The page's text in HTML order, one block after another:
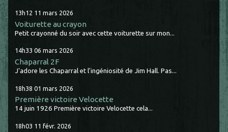
13h12 11 mars 2026
Voiturette au crayon
Petit crayonné du soir avec cette voiturette sur mon...
14h33 06 mars 2026
Chaparral 2F
J'adore les Chaparral et l'ingéniosité de Jim Hall. Pas...
18h38 01 mars 2026
Première victoire Velocette
14 juin 1926 Première victoire Velocette cela...
18h03 11 févr. 2026